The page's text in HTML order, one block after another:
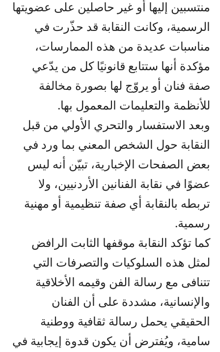
منتسبين إليها أو غير حاصلين على عضويتها
الرسمية، وكانت النقابة قد حذّرت في
مناسبات عديدة من هذه الممارسات،
مؤكدة أنها ستتابع قانونيًا كل من يدّعي
صفة فنان أو يروّج لها بصورة مخالفة
للأنظمة والتعليمات المعمول بها.
وبعد الاستفسار والتحري الأولي من قبل
النقابة حول الشخص المعني بما ورد في
بعض الصفحات الإخبارية، تبيّن أنه ليس
عضوًا في نقابة الفنانين الأردنيين، ولا
تربطه بالنقابة أي صفة تنظيمية أو مهنية
رسمية.
كما تؤكد النقابة موقفها الثابت الرافض
لمثل هذه السلوكيات والتصرفات التي
تتنافى مع رسالة الفن وقيمه الأخلاقية
والإنسانية، مشددة على أن الفنان
الحقيقي يحمل رسالة ثقافية ووطنية
سامية، ويُفترض أن يكون قدوة إيجابية في